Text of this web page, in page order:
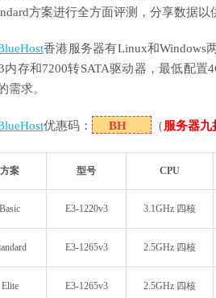
方案进行全方面评测，分享数据以
香港服务器有Linux和Windows
内存和7200转SATA驱动器，最低配
需求。
优惠码： BH （服务器九
方案 型号 CPU
Basic E3-1220v3 3.1GHz 四核
E3-1265v3 2.5GHz 四核
Elite E3-1265v3 2.5GHz 四核